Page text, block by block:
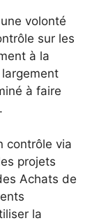
volonté
sur les
à la
à faire
contrôle via
projets
Achats de
la